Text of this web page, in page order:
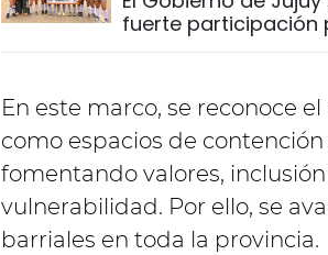
fuerte participación
En este marco, se reconoce
como espacios de
fomentando valores,
vulnerabilidad. Por ello, se
barriales en toda la provincia.